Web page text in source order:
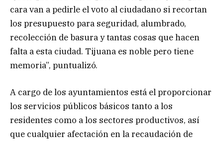
cara van a pedirle el voto al ciudadano si recortan
los presupuesto para seguridad, alumbrado,
recolección de basura y tantas cosas que hacen
falta a esta ciudad. Tijuana es noble pero tiene
memoria”, puntualizó.
A cargo de los ayuntamientos está el proporcionar
los servicios públicos básicos tanto a los
residentes como a los sectores productivos, así
que cualquier afectación en la recaudación de